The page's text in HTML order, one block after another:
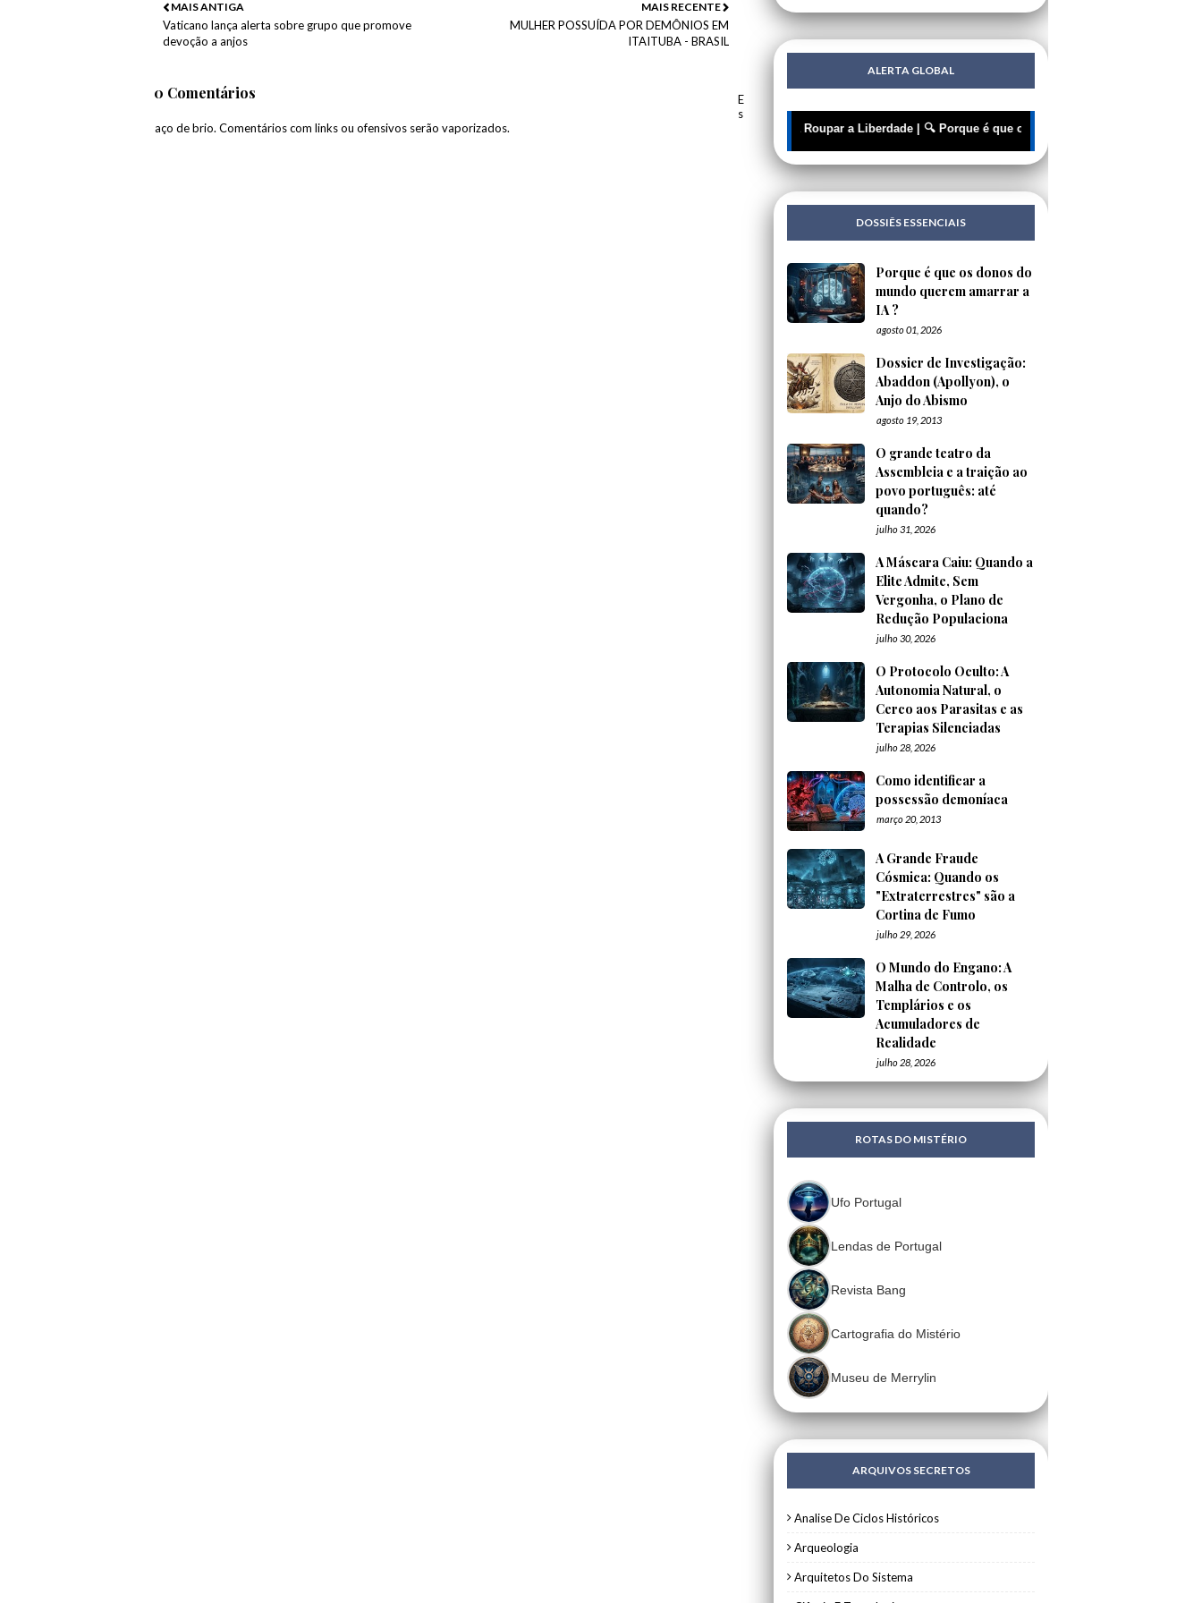
MAIS RECENTE
MULHER POSSUÍDA POR DEMÔNIOS EM
ITAITUBA - BRASIL
MAIS ANTIGA
Vaticano lança alerta sobre grupo que promove
devoção a anjos
0 Comentários
E
s
paço de brio. Comentários com links ou ofensivos serão vaporizados.
ALERTA GLOBAL
🔥 ÚLTIMOS MISTÉRIOS: 🔍 Portugueses: A Corrente Invisível que nos Está a Roupar a Liberdade | 🔍 Porque é que os donos do mundo querem amarrar
DOSSIÊS ESSENCIAIS
Porque é que os donos do
mundo querem amarrar a
IA ?
agosto 01, 2026
Dossier de Investigação:
Abaddon (Apollyon), o
Anjo do Abismo
agosto 19, 2013
O grande teatro da
Assembleia e a traição ao
povo português: até
quando?
julho 31, 2026
A Máscara Caiu: Quando a
Elite Admite, Sem
Vergonha, o Plano de
Redução Populaciona
julho 30, 2026
O Protocolo Oculto: A
Autonomia Natural, o
Cerco aos Parasitas e as
Terapias Silenciadas
julho 28, 2026
Como identificar a
possessão demoníaca
março 20, 2013
A Grande Fraude
Cósmica: Quando os
"Extraterrestres" são a
Cortina de Fumo
julho 29, 2026
O Mundo do Engano: A
Malha de Controlo, os
Templários e os
Acumuladores de
Realidade
julho 28, 2026
ROTAS DO MISTÉRIO
Ufo Portugal
Lendas de Portugal
Revista Bang
Cartografia do Mistério
Museu de Merrylin
ARQUIVOS SECRETOS
Analise De Ciclos Históricos
Arqueologia
Arquitetos Do Sistema